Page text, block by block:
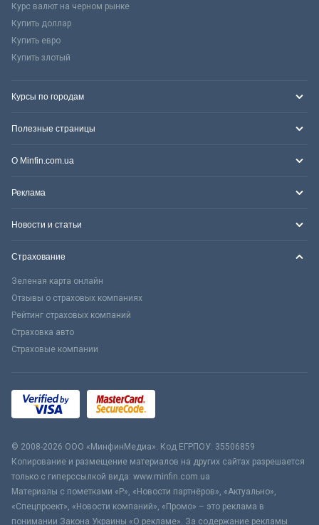
Курс валют на черном рынке
Купить доллар
Купить евро
Купить злотый
Курсы по городам
Полезные страницы
О Minfin.com.ua
Реклама
Новости и статьи
Страхование
Зеленая карта онлайн
Отзывы о страховых компаниях
Рейтинг страховых компаний
Страховка авто
Страховые компании
© 2008-2026 ООО «МинфинМедиа». Код ЕГРПОУ: 35506859
Копирование и размещение материалов на других сайтах разрешается
только с гиперссылкой вида: www.minfin.com.ua
Материалы с пометками «Р», «Новости партнёров», «Актуально»,
«Спецпроект», «Новости компаний», «Промо» – это реклама в
понимании Закона Украины «О рекламе». За содержание рекламы